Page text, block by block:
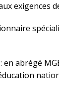
exigences
abrégé